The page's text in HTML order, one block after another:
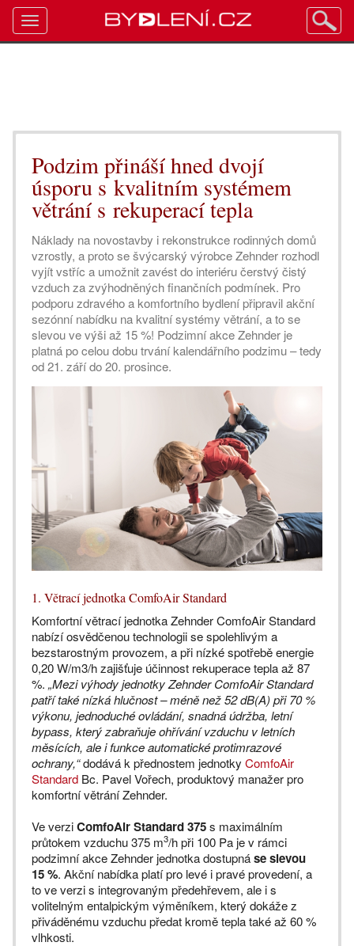
Podzim přináší hned dvojí
úsporu s kvalitním systémem
větrání s rekuperací tepla
Náklady na novostavby i rekonstrukce rodinných domů
vzrostly, a proto se švýcarský výrobce Zehnder rozhodl
vyjít vstříc a umožnit zavést do interiéru čerstvý čistý
vzduch za zvýhodněných finančních podmínek. Pro
podporu zdravého a komfortního bydlení připravil akční
sezónní nabídku na kvalitní systémy větrání, a to se
slevou ve výši až 15 %! Podzimní akce Zehnder je
platná po celou dobu trvání kalendářního podzimu – tedy
od 21. září do 20. prosince.
1. Větrací jednotka ComfoAir Standard
Komfortní větrací jednotka Zehnder ComfoAir Standard
nabízí osvědčenou technologii se spolehlivým a
bezstarostným provozem, a při nízké spotřebě energie
0,20 W/m3/h zajišťuje účinnost rekuperace tepla až 87
%. „Mezi výhody jednotky Zehnder ComfoAir Standard
patří také nízká hlučnost – méně než 52 dB(A) při 70 %
výkonu, jednoduché ovládání, snadná údržba, letní
bypass, který zabraňuje ohřívání vzduchu v letních
měsících, ale i funkce automatické protimrazové
ochrany,“dodává k přednostem jednotky ComfoAir
Standard Bc. Pavel Vořech, produktový manažer pro
komfortní větrání Zehnder.
Ve verziComfoAir Standard 375s maximálním
průtokem vzduchu 375 m3/h při 100 Pa je v rámci
podzimní akce Zehnder jednotka dostupnáse slevou
15 %. Akční nabídka platí pro levé i pravé provedení, a
to ve verzi s integrovaným předehřevem, ale i s
volitelným entalpickým výměníkem, který dokáže z
přiváděnému vzduchu předat kromě tepla také až 60 %
vlhkosti.
Toggle
navigation